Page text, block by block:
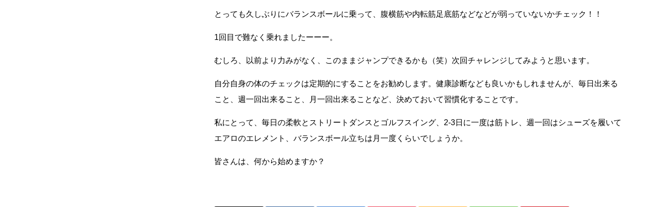
とっても久しぶりにバランスボールに乗って、腹横筋や内転筋足底筋などなどが弱っていないかチェック！！
1回目で難なく乗れましたーーー。
むしろ、以前より力みがなく、このままジャンプできるかも（笑）次回チャレンジしてみようと思います。
自分自身の体のチェックは定期的にすることをお勧めします。健康診断なども良いかもしれませんが、毎日出来る
こと、週一回出来ること、月一回出来ることなど、決めておいて習慣化することです。
私にとって、毎日の柔軟とストリートダンスとゴルフスイング、2-3日に一度は筋トレ、週一回はシューズを履いて
エアロのエレメント、バランスボール立ちは月一度くらいでしょうか。
皆さんは、何から始めますか？